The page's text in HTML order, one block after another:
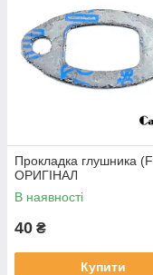
Прокладка глушника
ОРИГІНАЛ
В наявності
40 ₴
Купити